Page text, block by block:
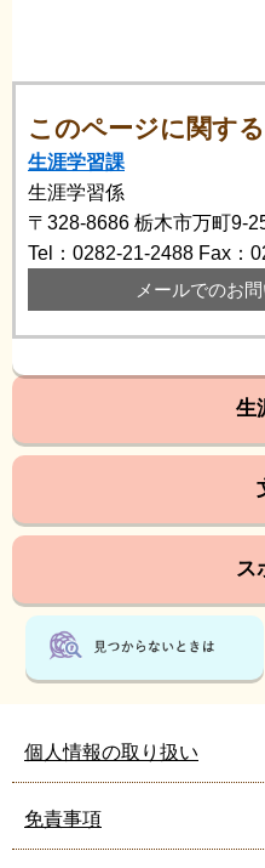
このページに関す
生涯学習課
生涯学習係
〒328-8686 栃木市万町9-
Tel：0282-21-2488 Fax：
メールでのお
生
ス
個人情報の取り扱い
免責事項